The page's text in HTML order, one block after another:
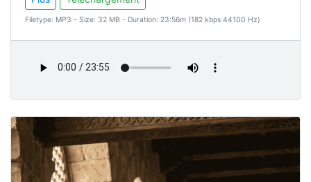
Filetype: MP3 - Size: 32 MB - Duration: 23:56m (182 kbps 44100 Hz)